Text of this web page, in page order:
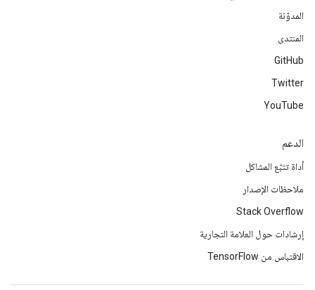
المدوّنة
المنتدى
GitHub
Twitter
YouTube
الدعم
أداة تتبّع المشاكل
ملاحظات الإصدار
Stack Overflow
إرشادات حول العلامة التجارية
الاقتباس من TensorFlow